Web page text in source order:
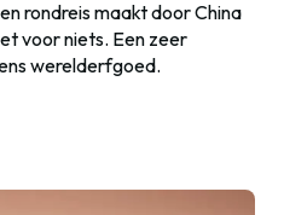
rondreis maakt door China
voor niets. Een zeer
werelderfgoed.